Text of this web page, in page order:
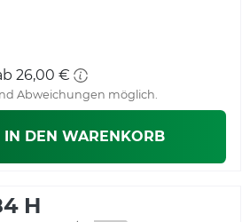
26,00 €
Abweichungen möglich.
IN DEN WARENKORB
H